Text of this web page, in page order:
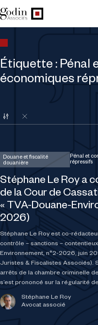
Étiquette : Pénal
économiques
Choisir une expertise
Supprimer le filtre
Stéphane Le Roy a
de la Cour de
« TVA-Douane-
2026)
Stéphane Le Roy est co-
contrôle – sanctions –
Environnement, n°2-2026, juin
Juristes & Fiscalistes Associés).
arrêts de la chambre criminelle
s’est prononcé sur la régularité
Stéphane Le Roy
Avocat associé
Douane et fiscalité
douanière
Pénal et
répressifs